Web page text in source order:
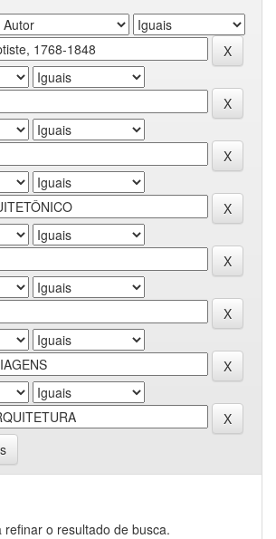
refinar o resultado de busca.